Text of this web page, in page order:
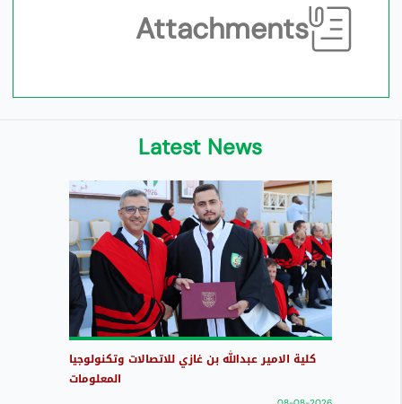
Attachments
Latest News
كلية الامير عبدالله بن غازي للاتصالات وتكنولوجيا
المعلومات